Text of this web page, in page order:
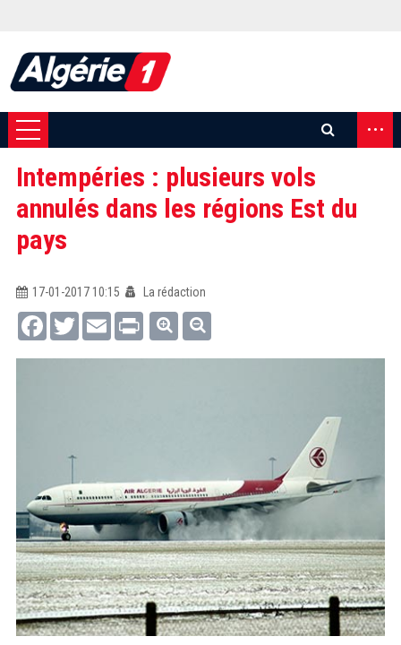
...
Intempéries : plusieurs vols
annulés dans les régions Est du
pays
17-01-2017 10:15
La rédaction
FacebookTwitterEmail Print